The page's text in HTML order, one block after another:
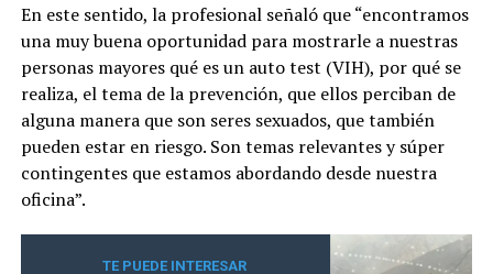
En este sentido, la profesional señaló que “encontramos
una muy buena oportunidad para mostrarle a nuestras
personas mayores qué es un auto test (VIH), por qué se
realiza, el tema de la prevención, que ellos perciban de
alguna manera que son seres sexuados, que también
pueden estar en riesgo. Son temas relevantes y súper
contingentes que estamos abordando desde nuestra
oficina”.
TE PUEDE INTERESAR